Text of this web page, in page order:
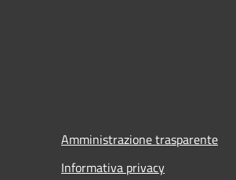
Amministrazione trasparente
Informativa privacy